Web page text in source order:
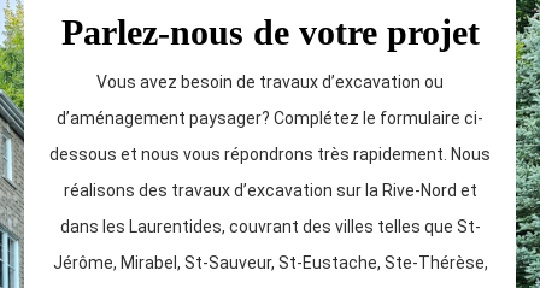
Parlez-nous de votre projet
Vous avez besoin de travaux d’excavation ou
d’aménagement paysager? Complétez le formulaire ci-
dessous et nous vous répondrons très rapidement. Nous
réalisons des travaux d’excavation sur la Rive-Nord et
dans les Laurentides, couvrant des villes telles que St-
Jérôme, Mirabel, St-Sauveur, St-Eustache, Ste-Thérèse,